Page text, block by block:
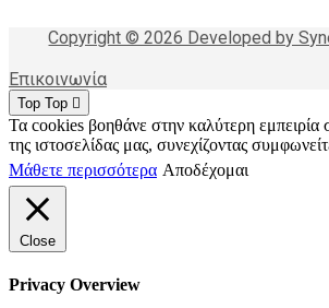
Copyright © 2026 Developed by
Επικοινωνία
Top Top
Τα cookies βοηθάνε στην καλύτερη εμπειρία
της ιστοσελίδας μας, συνεχίζοντας
Μάθετε περισσότερα Αποδέχομαι
Close
Privacy Overview